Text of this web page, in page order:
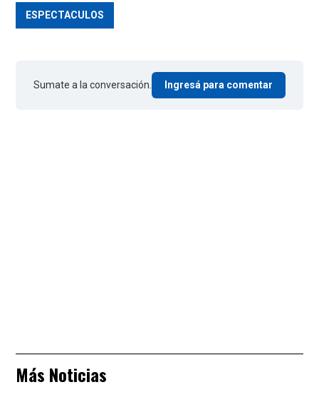
ESPECTACULOS
Sumate a la conversación. Ingresá para comentar
Más Noticias